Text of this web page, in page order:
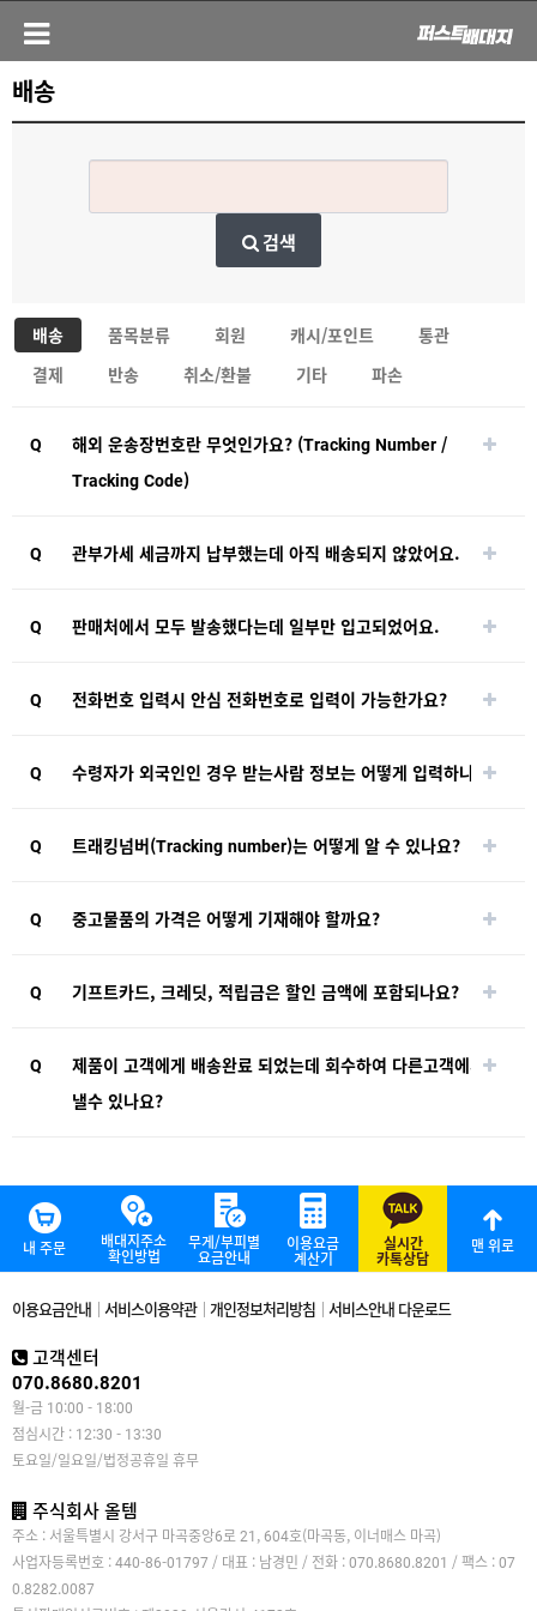
배송
검색
배송 품목분류 회원 캐시/포인트
통관
결제
반송 취소/환불 기타 파손
Q
해외 운송장번호란 무엇인가요? (Tracking Number /
Tracking Code)
Q 관부가세 세금까지 납부했는데 아직 배송되지 않았어요.
Q 판매처에서 모두 발송했다는데 일부만 입고되었어요.
Q 전화번호 입력시 안심 전화번호로 입력이 가능한가요?
Q 수령자가 외국인인 경우 받는사람 정보는 어떻게 입력하나요?
Q 트래킹넘버(Tracking number)는 어떻게 알 수 있나요?
Q 중고물품의 가격은 어떻게 기재해야 할까요?
Q 기프트카드, 크레딧, 적립금은 할인 금액에 포함되나요?
Q
제품이 고객에게 배송완료 되었는데 회수하여 다른고객에게 보
낼수 있나요?
내 주문 배대지주소
확인방법
무게/부피별
요금안내
이용요금
계산기
실시간
카톡상담
맨 위로
이용요금안내 서비스이용약관 개인정보처리방침 서비스안내 다운로드
고객센터
070.8680.8201
월-금 10:00 - 18:00
점심시간 : 12:30 - 13:30
토요일/일요일/법정공휴일 휴무
주식회사 올템
주소 : 서울특별시 강서구 마곡중앙6로 21, 604호(마곡동, 이너매스 마곡)
사업자등록번호 : 440-86-01797 / 대표 : 남경민 / 전화 : 070.8680.8201 / 팩스 : 07
0.8282.0087